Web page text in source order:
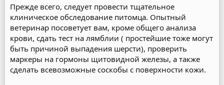
Прежде всего, следует провести тщательное
клиническое обследование питомца. Опытный
ветеринар посоветует вам, кроме общего анализа
крови, сдать тест на лямблии ( простейшие тоже могут
быть причиной выпадения шерсти), проверить
маркеры на гормоны щитовидной железы, а также
сделать всевозможные соскобы с поверхности кожи.